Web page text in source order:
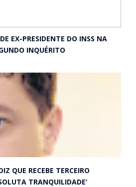
EX-PRESIDENTE DO INSS NA
INQUÉRITO
QUE RECEBE TERCEIRO
TRANQUILIDADE’